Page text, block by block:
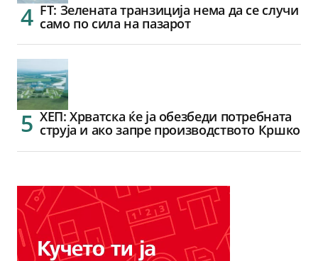
FT: Зелената транзиција нема да се случи
само по сила на пазарот
ХЕП: Хрватска ќе ја обезбеди потребната
струја и ако запре производството Кршко